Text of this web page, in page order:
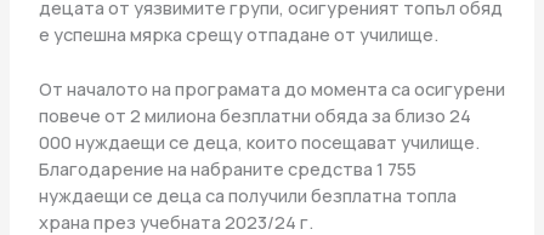
децата от уязвимите групи, осигуреният топъл обяд
е успешна мярка срещу отпадане от училище.
От началото на програмата до момента са осигурени
повече от 2 милиона безплатни обяда за близо 24
000 нуждаещи се деца, които посещават училище.
Благодарение на набраните средства 1 755
нуждаещи се деца са получили безплатна топла
храна през учебната 2023/24 г.